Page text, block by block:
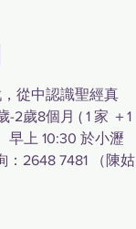
從中認識聖經真
2歲8個月 ( 1 家 ＋1
早上 10:30 於小瀝
：2648 7481 （陳姑